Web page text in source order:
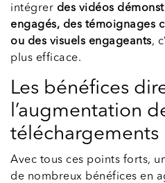
intégrer des vidéos
engagés, des témoignages
ou des visuels engageants,
plus efficace.
Les bénéfices
l’augmentation
téléchargements
Avec tous ces points forts,
de nombreux bénéfices en